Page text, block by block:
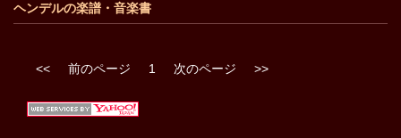
ヘンデルの楽譜・音楽書
<< 前のページ 1 次のページ >>